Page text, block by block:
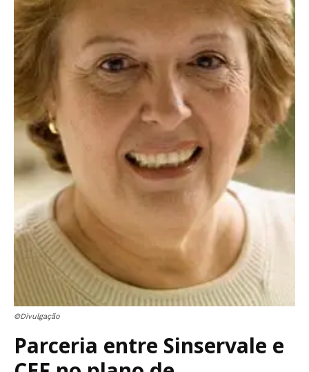
©Divulgação
Parceria entre Sinservale e